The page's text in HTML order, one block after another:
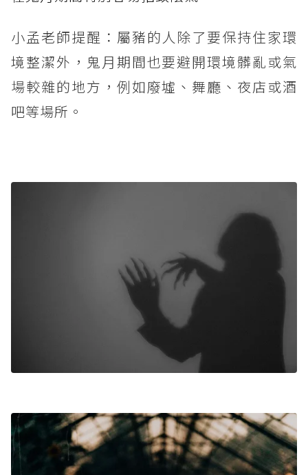
小孟老師提醒：屬豬的人除了要保持住家環
境整潔外，鬼月期間也要避開環境髒亂或氣
場較雜的地方，例如廢墟、舞廳、夜店或酒
吧等場所。